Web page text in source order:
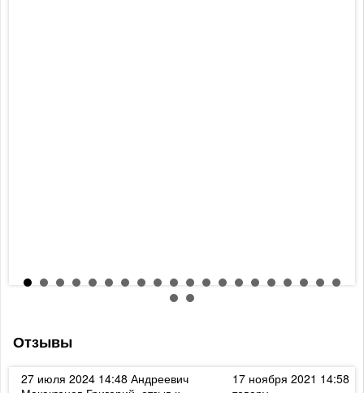
Отзывы
27 июля 2024 14:48 Андреевич
17 ноября 2021 14:58